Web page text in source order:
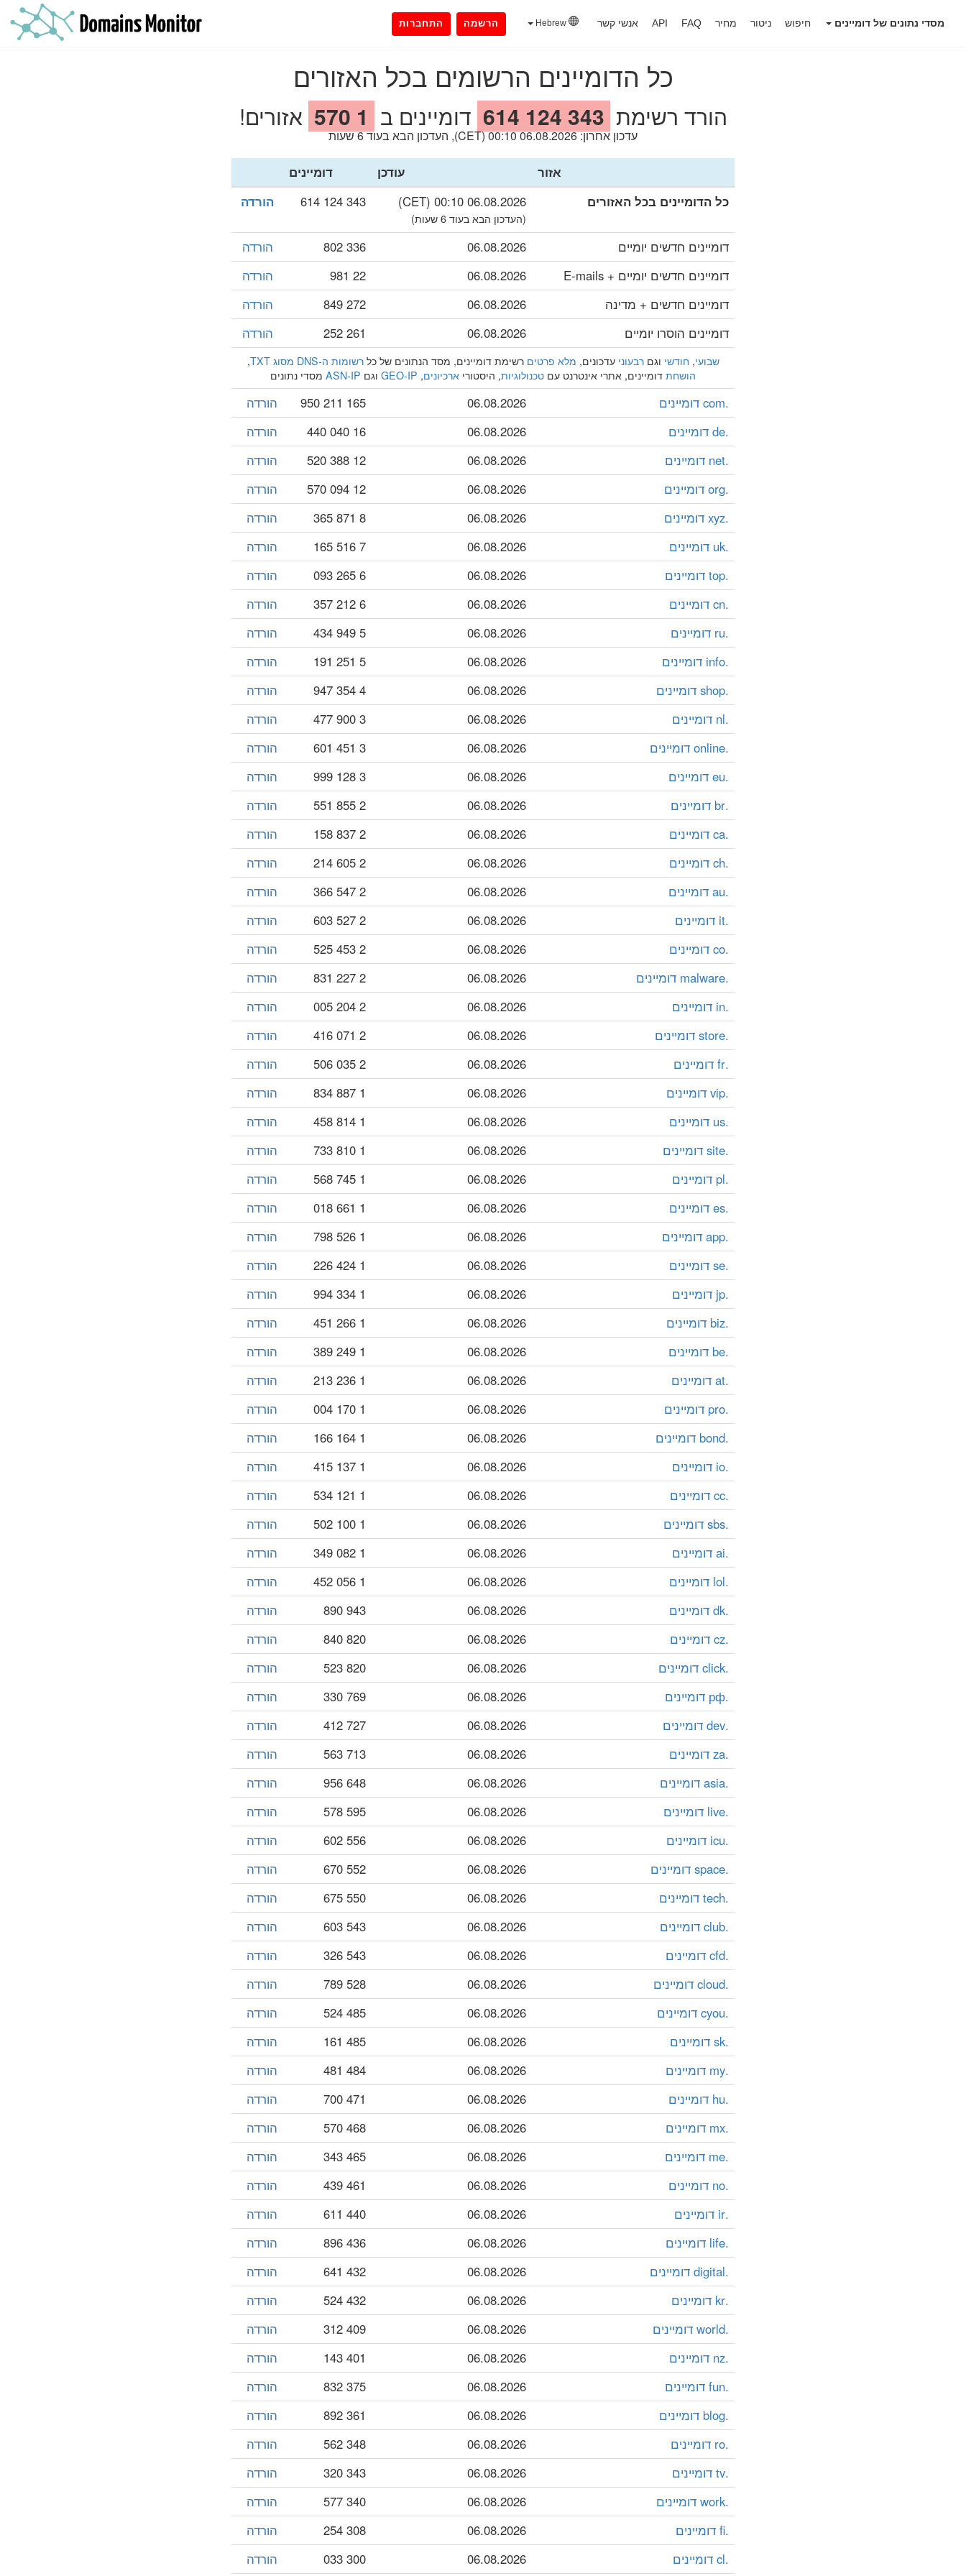
מסדי נתונים של דומיינים חיפוש ניטור מחיר FAQ
API אנשי קשר הרשמה התחברות
כל הדומיינים הרשומים בכל האזורים
הורד רשימת דומיינים ב אזורים!
עדכון אחרון: 06.08.2026 00:10 (CET), העדכון הבא בעוד 6 שעות
אזור עודכן
דומיינים
כל הדומיינים בכל האזורים
06.08.2026 00:10 (CET)
(העדכון הבא בעוד 6 שעות)
343 124 614 הורדה
דומיינים חדשים יומיים 06.08.2026
336 802
הורדה
דומיינים חדשים יומיים + E-mails
06.08.2026
22 981
הורדה
דומיינים חדשים + מדינה
06.08.2026
272 849
הורדה
דומיינים הוסרו יומיים
06.08.2026
261 252 הורדה
שבועי, חודשי וגםרבעוני עדכונים, מלא פרטים רשימת דומיינים, מסד הנתונים של כלרשומות ה-DNS מסוג TXT
,
הושחת דומיינים, אתרי אינטרנט עם טכנולוגיות, היסטורי ארכיונים,
GEO-IP וגם ASN-IP מסדי נתונים
.com דומיינים 06.08.2026
165 211 950
הורדה
.de דומיינים
06.08.2026
16 040 440
הורדה
.net דומיינים
06.08.2026
12 388 520
הורדה
.org דומיינים
06.08.2026
12 094 570
הורדה
.xyz דומיינים
06.08.2026
8 871 365
הורדה
.uk דומיינים
06.08.2026
7 516 165
הורדה
.top דומיינים
06.08.2026
6 265 093
הורדה
.cn דומיינים
06.08.2026
6 212 357
הורדה
.ru דומיינים
06.08.2026
5 949 434
הורדה
.info דומיינים
06.08.2026
5 251 191
הורדה
.shop דומיינים
06.08.2026
4 354 947
הורדה
.nl דומיינים
06.08.2026
3 900 477
הורדה
.online דומיינים
06.08.2026
3 451 601
הורדה
.eu דומיינים
06.08.2026
3 128 999
הורדה
.br דומיינים
06.08.2026
2 855 551
הורדה
.ca דומיינים
06.08.2026
2 837 158
הורדה
.ch דומיינים
06.08.2026
2 605 214
הורדה
.au דומיינים
06.08.2026
2 547 366
הורדה
.it דומיינים
06.08.2026
2 527 603
הורדה
.co דומיינים
06.08.2026
2 453 525
הורדה
.malware דומיינים
06.08.2026
2 227 831
הורדה
.in דומיינים
06.08.2026
2 204 005
הורדה
.store דומיינים
06.08.2026
2 071 416
הורדה
.fr דומיינים
06.08.2026
2 035 506
הורדה
.vip דומיינים
06.08.2026
1 887 834
הורדה
.us דומיינים
06.08.2026
1 814 458
הורדה
.site דומיינים
06.08.2026
1 810 733
הורדה
.pl דומיינים
06.08.2026
1 745 568
הורדה
.es דומיינים
06.08.2026
1 661 018
הורדה
.app דומיינים
06.08.2026
1 526 798
הורדה
.se דומיינים
06.08.2026
1 424 226
הורדה
.jp דומיינים
06.08.2026
1 334 994
הורדה
.biz דומיינים
06.08.2026
1 266 451
הורדה
.be דומיינים
06.08.2026
1 249 389
הורדה
.at דומיינים
06.08.2026
1 236 213
הורדה
.pro דומיינים
06.08.2026
1 170 004
הורדה
.bond דומיינים
06.08.2026
1 164 166
הורדה
.io דומיינים
06.08.2026
1 137 415
הורדה
.cc דומיינים
06.08.2026
1 121 534
הורדה
.sbs דומיינים
06.08.2026
1 100 502
הורדה
.ai דומיינים
06.08.2026
1 082 349
הורדה
.lol דומיינים
06.08.2026
1 056 452
הורדה
.dk דומיינים
06.08.2026
943 890
הורדה
.cz דומיינים
06.08.2026
820 840
הורדה
.click דומיינים
06.08.2026
820 523
הורדה
.рф דומיינים
06.08.2026
769 330
הורדה
.dev דומיינים
06.08.2026
727 412
הורדה
.za דומיינים
06.08.2026
713 563
הורדה
.asia דומיינים
06.08.2026
648 956
הורדה
.live דומיינים
06.08.2026
595 578
הורדה
.icu דומיינים
06.08.2026
556 602
הורדה
.space דומיינים
06.08.2026
552 670
הורדה
.tech דומיינים
06.08.2026
550 675
הורדה
.club דומיינים
06.08.2026
543 603
הורדה
.cfd דומיינים
06.08.2026
543 326
הורדה
.cloud דומיינים
06.08.2026
528 789
הורדה
.cyou דומיינים
06.08.2026
485 524
הורדה
.sk דומיינים
06.08.2026
485 161
הורדה
.my דומיינים
06.08.2026
484 481
הורדה
.hu דומיינים
06.08.2026
471 700
הורדה
.mx דומיינים
06.08.2026
468 570
הורדה
.me דומיינים
06.08.2026
465 343
הורדה
.no דומיינים
06.08.2026
461 439
הורדה
.ir דומיינים
06.08.2026
440 611
הורדה
.life דומיינים
06.08.2026
436 896
הורדה
.digital דומיינים
06.08.2026
432 641
הורדה
.kr דומיינים
06.08.2026
432 524
הורדה
.world דומיינים
06.08.2026
409 312
הורדה
.nz דומיינים
06.08.2026
401 143
הורדה
.fun דומיינים
06.08.2026
375 832
הורדה
.blog דומיינים
06.08.2026
361 892
הורדה
.ro דומיינים
06.08.2026
348 562
הורדה
.tv דומיינים
06.08.2026
343 320
הורדה
.work דומיינים
06.08.2026
340 577
הורדה
.fi דומיינים
06.08.2026
308 254
הורדה
.cl דומיינים
06.08.2026
300 033 הורדה